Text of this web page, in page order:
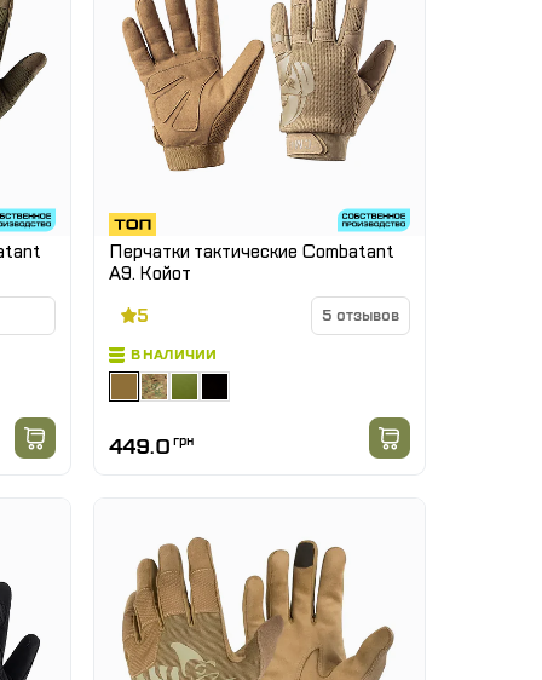
Перчатки тактические Combatant
A9. Койот
5
5 отзывов
В НАЛИЧИИ
449.0 грн